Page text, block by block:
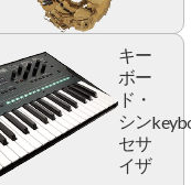
キー
ボー
ド・
シン
セサ
イザ